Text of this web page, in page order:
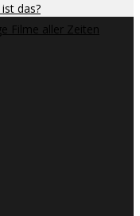
das?
Filme aller Zeiten